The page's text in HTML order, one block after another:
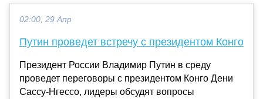
02:00, 29 Апр
Путин проведет встречу с президентом Конго
Президент России Владимир Путин в среду
проведет переговоры с президентом Конго Дени
Сассу-Нгессо, лидеры обсудят вопросы